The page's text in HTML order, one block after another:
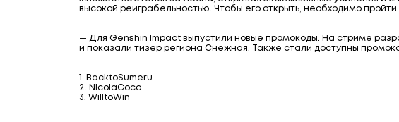
высокой реиграбельностью. Чтобы его открыть, необходимо
— Для Genshin Impact выпустили новые промокоды. На стриме
и показали тизер региона Снежная. Также стали доступны
1. BacktoSumeru
2. NicolaCoco
3. WilltoWin